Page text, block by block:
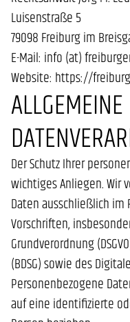
Luisenstraße 5
79098 Freiburg im
E-Mail: info (at)
Website: https://
Der Schutz Ihrer
wichtiges Anliegen. Wir
Daten ausschließlich
Vorschriften,
Grundverordnung
(BDSG) sowie des
Personenbezogene
auf eine identifizierte